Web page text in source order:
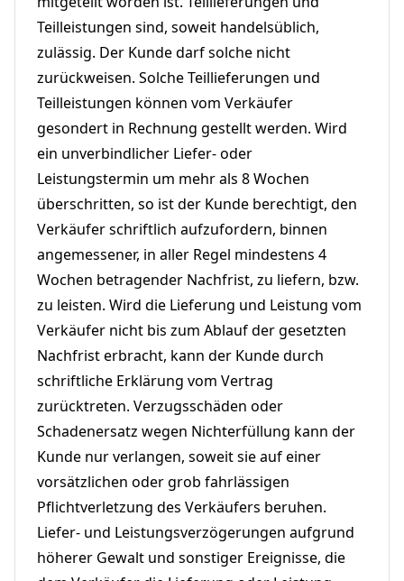
Teilleistungen sind, soweit handelsüblich,
zulässig. Der Kunde darf solche nicht
zurückweisen. Solche Teillieferungen und
Teilleistungen können vom Verkäufer
gesondert in Rechnung gestellt werden. Wird
ein unverbindlicher Liefer- oder
Leistungstermin um mehr als 8 Wochen
überschritten, so ist der Kunde berechtigt, den
Verkäufer schriftlich aufzufordern, binnen
angemessener, in aller Regel mindestens 4
Wochen betragender Nachfrist, zu liefern, bzw.
zu leisten. Wird die Lieferung und Leistung vom
Verkäufer nicht bis zum Ablauf der gesetzten
Nachfrist erbracht, kann der Kunde durch
schriftliche Erklärung vom Vertrag
zurücktreten. Verzugsschäden oder
Schadenersatz wegen Nichterfüllung kann der
Kunde nur verlangen, soweit sie auf einer
vorsätzlichen oder grob fahrlässigen
Pflichtverletzung des Verkäufers beruhen.
Liefer- und Leistungsverzögerungen aufgrund
höherer Gewalt und sonstiger Ereignisse, die